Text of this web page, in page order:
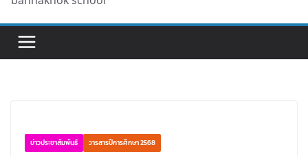
ข่าวประชาสัมพันธ์ วารสารปีการศึกษา 2568